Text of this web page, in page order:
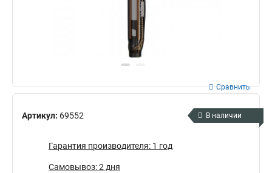
Артикул: 69552
Сравнить
В наличии
Гарантия производителя: 1 год
Самовывоз: 2 дня